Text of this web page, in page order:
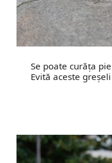
Se poate curăța
Evită aceste greșeli